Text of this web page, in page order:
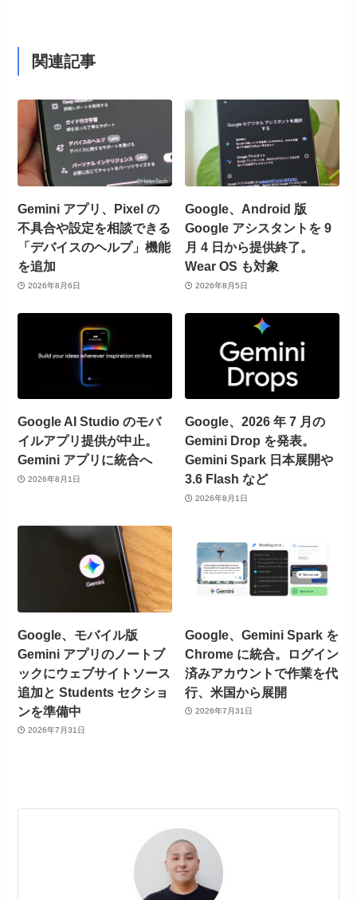
関連記事
Gemini アプリ、Pixel の
不具合や設定を相談できる
「デバイスのヘルプ」機能
を追加
2026年8月6日
Google、Android 版
Google アシスタントを 9
月 4 日から提供終了。
Wear OS も対象
2026年8月5日
Google AI Studio のモバ
イルアプリ提供が中止。
Gemini アプリに統合へ
2026年8月1日
Google、2026 年 7 月の
Gemini Drop を発表。
Gemini Spark 日本展開や
3.6 Flash など
2026年8月1日
Google、モバイル版
Gemini アプリのノートブ
ックにウェブサイトソース
追加と Students セクショ
ンを準備中
2026年7月31日
Google、Gemini Spark を
Chrome に統合。ログイン
済みアカウントで作業を代
行、米国から展開
2026年7月31日